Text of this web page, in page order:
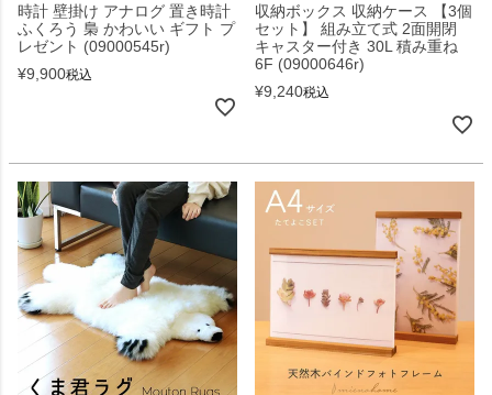
時計 壁掛け アナログ 置き時計
ふくろう 梟 かわいい ギフト プ
レゼント (09000545r)
¥9,900税込
収納ボックス 収納ケース 【3個
セット】 組み立て式 2面開閉
キャスター付き 30L 積み重ね
6F (09000646r)
¥9,240税込